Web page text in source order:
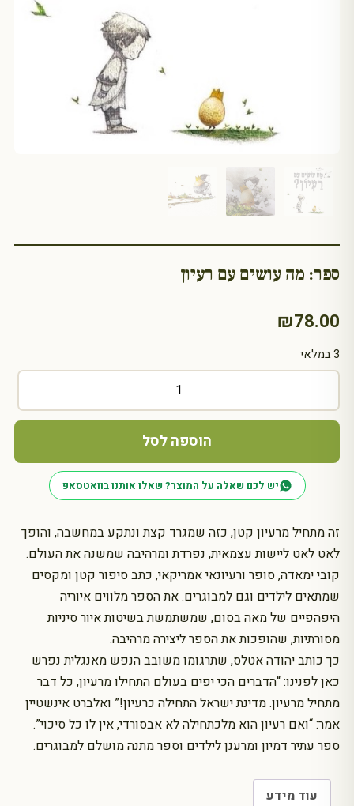
ספר: מה עושים עם רעיון
₪78.00
זה מתחיל מרעיון קטן, כזה שמגרד קצת ונתקע במחשבה, והופך
לאט לאט ליישות עצמאית, נפרדת ומרהיבה שמשנה את העולם.
קובי ימאדה, סופר ורעיונאי אמריקאי, כתב סיפור קטן ומקסים
שמתאים לילדים וגם למבוגרים. את הספר מלווים איוריה
היפהפיים של מאה בסום, שמשתמשת בשיטות איור סיניות
מסורתיות, שהופכות את הספר ליצירה מרהיבה.
כך כותב יהודה אטלס, שתרגומו משובב הנפש מאנגלית נפרש
כאן לפנינו: “הדברים הכי יפים בעולם התחילו מרעיון, כל דבר
מתחיל מרעיון. מדינת ישראל התחילה כרעיון!” ואלברט אינשטיין
אמר: “ואם רעיון הוא מלכתחילה לא אבסורדי, אין לו כל סיכוי”.
ספר עתיר דמיון ומרענן לילדים וספר מתנה מושלם למבוגרים.
3 במלאי
כמות
ספר:
עושים
הוספה לסל
יש לכם שאלה על המוצר? שאלו אותנו בוואטסאפ
עוד מידע